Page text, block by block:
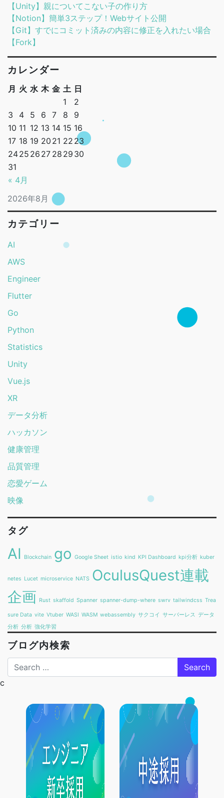
【Unity】親についてこない子の作り方
【Notion】簡単3ステップ！Webサイト公開
【Git】すでにコミット済みの内容に修正を入れたい場合
【Fork】
カレンダー
2026年8月
月 火 水 木 金 土 日
« 4月
1
2
3
4 5 6 7 8
9
10 11 12 13 14 15 16
17 18 19 20 21 22 23
2425 26 27 28 29 30
31
カテゴリー
AI
AWS
Engineer
Flutter
Go
Python
Statistics
Unity
Vue.js
XR
データ分析
ハッカソン
健康管理
品質管理
恋愛ゲーム
映像
タグ
AI Blockchain go Google Sheet istio kind KPI Dashboard kpi分析 kuber
netes Lucet microservice NATS OculusQuest連載
企画 Rust skaffold Spanner spanner-dump-where swrv tailwindcss Trea
sure Data vite Vtuber WASI WASM webassembly サクコイ サーバーレス データ
分析 分析 強化学習
ブログ内検索
Search
c